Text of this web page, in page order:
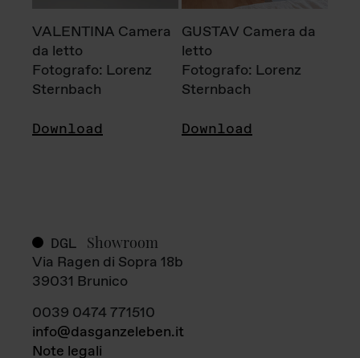
VALENTINA Camera
da letto
Fotografo: Lorenz
Sternbach
Download
GUSTAV Camera da
letto
Fotografo: Lorenz
Sternbach
Download
DGL Showroom
Via Ragen di Sopra 18b
39031 Brunico
0039 0474 771510
info@dasganzeleben.it
Note legali